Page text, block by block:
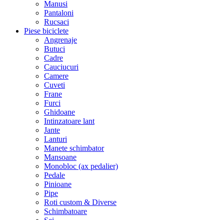
Manusi
Pantaloni
Rucsaci
Piese biciclete
Angrenaje
Butuci
Cadre
Cauciucuri
Camere
Cuveti
Frane
Furci
Ghidoane
Intinzatoare lant
Jante
Lanturi
Manete schimbator
Mansoane
Monobloc (ax pedalier)
Pedale
Pinioane
Pipe
Roti custom & Diverse
Schimbatoare